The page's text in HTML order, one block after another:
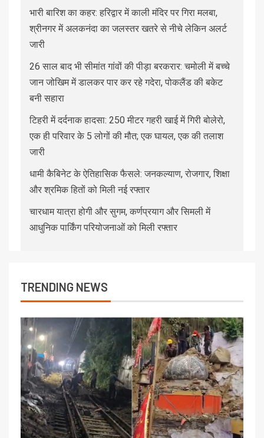
भारी बारिश का कहर: हरिद्वार में काली मंदिर पर गिरा मलबा,
श्रीनगर में अलकनंदा का जलस्तर खतरे से नीचे लेकिन अलर्ट
जारी
26 साल बाद भी सीमांत गांवों की पीड़ा बरकरार: चमोली में बच्चे
जान जोखिम में डालकर पार कर रहे गदेरा, पोकलैंड की बकेट
बनी सहारा
टिहरी में दर्दनाक हादसा: 250 मीटर गहरी खाई में गिरी बोलेरो,
एक ही परिवार के 5 लोगों की मौत; एक घायल, एक की तलाश
जारी
धामी कैबिनेट के ऐतिहासिक फैसले: जनकल्याण, रोजगार, शिक्षा
और श्रमिक हितों को मिली नई रफ्तार
चारधाम यात्रा होगी और सुगम, कर्णप्रयाग और सिमली में
आधुनिक पार्किंग परियोजनाओं को मिली रफ्तार
TRENDING NEWS